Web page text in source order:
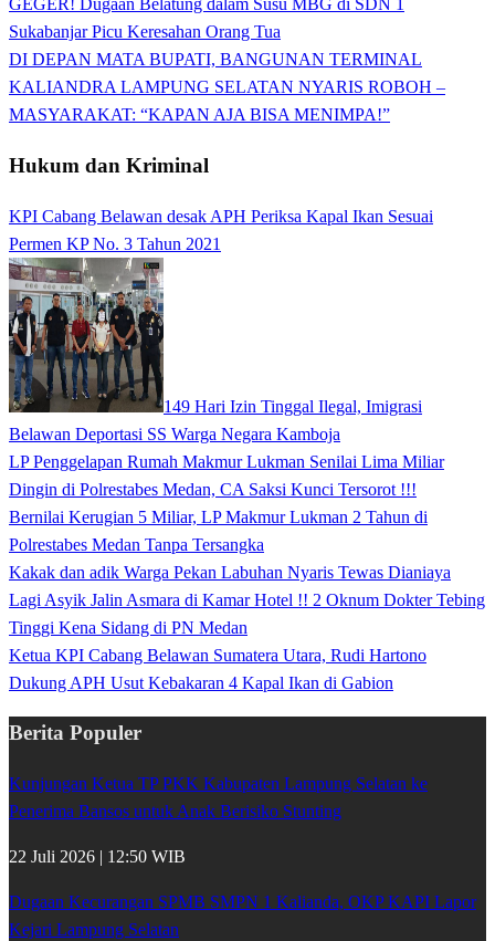
GEGER! Dugaan Belatung dalam Susu MBG di SDN 1
Sukabanjar Picu Keresahan Orang Tua
DI DEPAN MATA BUPATI, BANGUNAN TERMINAL
KALIANDRA LAMPUNG SELATAN NYARIS ROBOH –
MASYARAKAT: “KAPAN AJA BISA MENIMPA!”
Hukum dan Kriminal
KPI Cabang Belawan desak APH Periksa Kapal Ikan Sesuai
Permen KP No. 3 Tahun 2021
149 Hari Izin Tinggal Ilegal, Imigrasi
Belawan Deportasi SS Warga Negara Kamboja
LP Penggelapan Rumah Makmur Lukman Senilai Lima Miliar
Dingin di Polrestabes Medan, CA Saksi Kunci Tersorot !!!
Bernilai Kerugian 5 Miliar, LP Makmur Lukman 2 Tahun di
Polrestabes Medan Tanpa Tersangka
Kakak dan adik Warga Pekan Labuhan Nyaris Tewas Dianiaya
Lagi Asyik Jalin Asmara di Kamar Hotel !! 2 Oknum Dokter Tebing
Tinggi Kena Sidang di PN Medan
Ketua KPI Cabang Belawan Sumatera Utara, Rudi Hartono
Dukung APH Usut Kebakaran 4 Kapal Ikan di Gabion
Berita Populer
Kunjungan Ketua TP PKK Kabupaten Lampung Selatan ke
Penerima Bansos untuk Anak Berisiko Stunting
22 Juli 2026 | 12:50 WIB
Dugaan Kecurangan SPMB SMPN 1 Kalianda, OKP KAPI Lapor
Kejari Lampung Selatan